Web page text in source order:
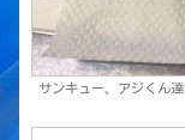
サンキュー、アジくん達